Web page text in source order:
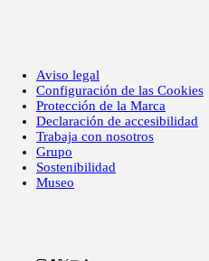
Aviso legal
Configuración de las Cookies
Protección de la Marca
Declaración de accesibilidad
Trabaja con nosotros
Grupo
Sostenibilidad
Museo